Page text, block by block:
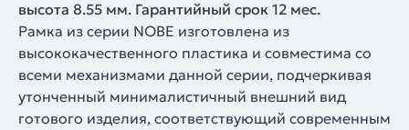
высота 8.55 мм. Гарантийный срок 12 мес.
Рамка из серии NOBE изготовлена из
высококачественного пластика и совместима со
всеми механизмами данной серии, подчеркивая
утонченный минималистичный внешний вид
готового изделия, соответствующий современным